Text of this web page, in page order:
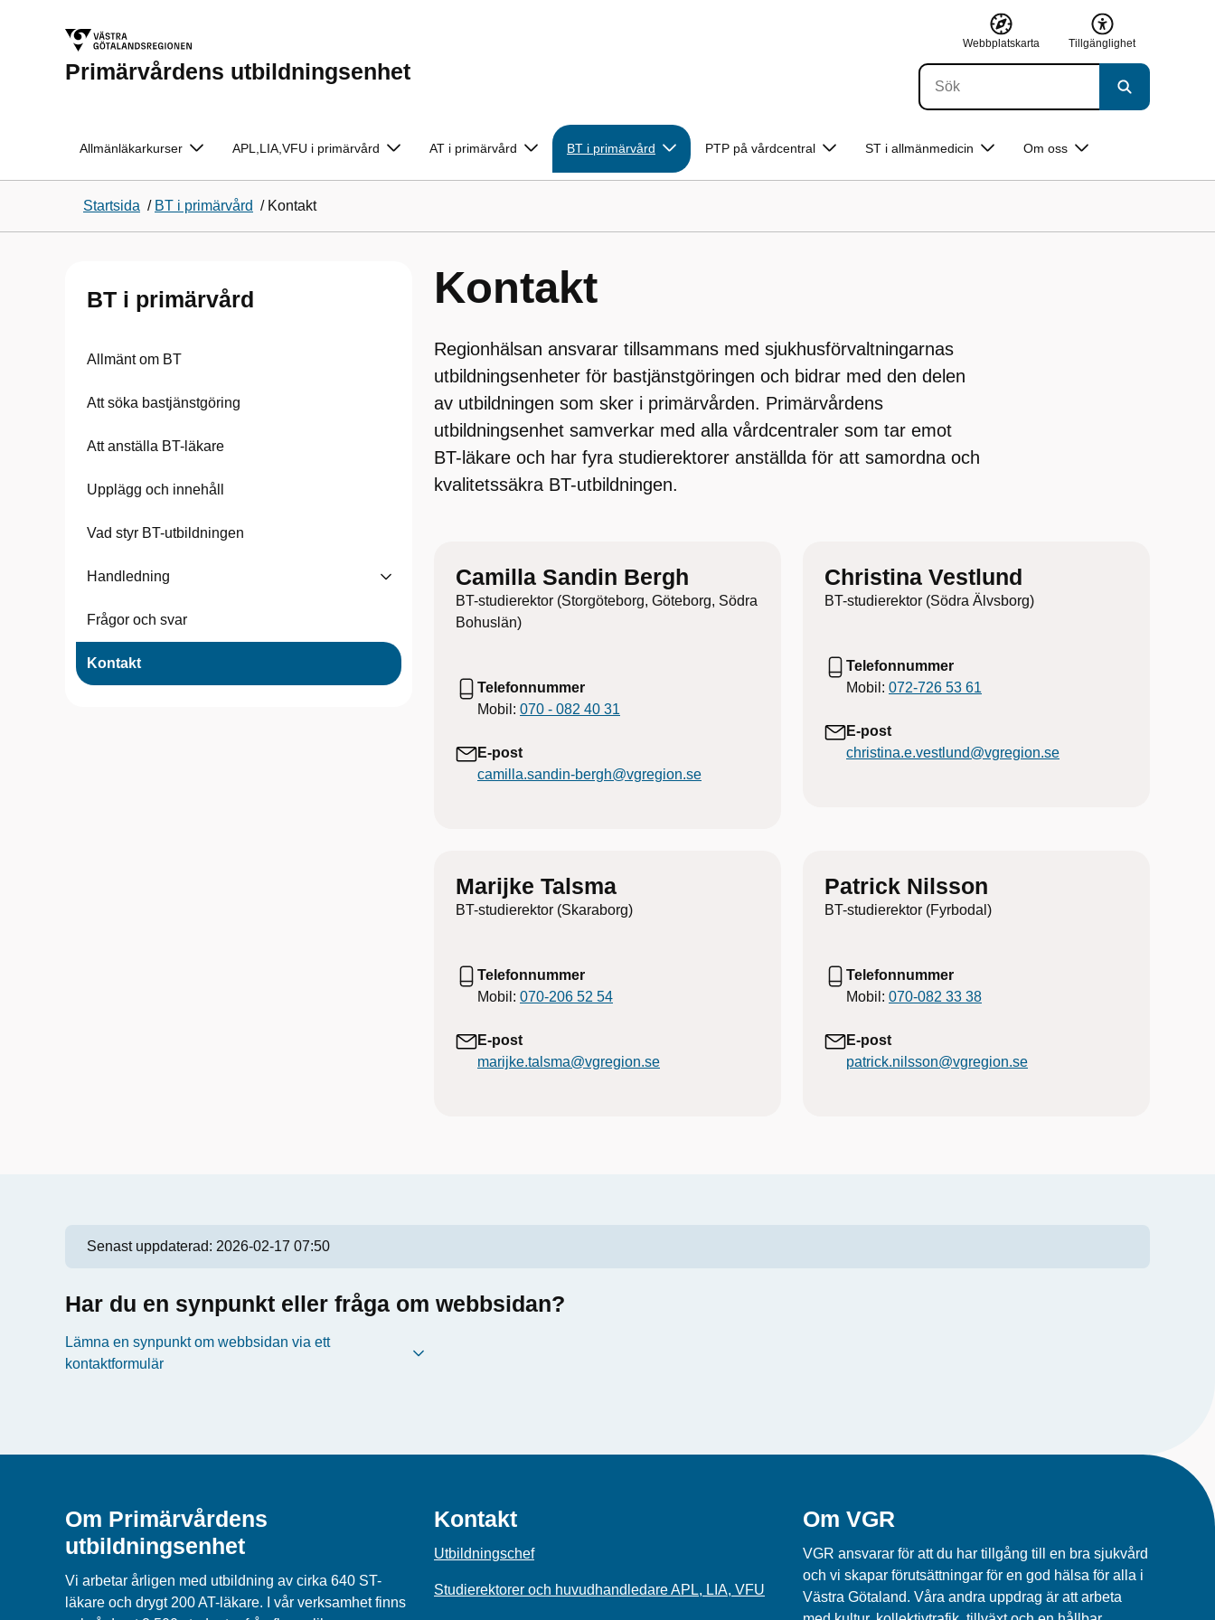
Primärvårdens utbildningsenhet
Webbplatskarta Tillgänglighet
Allmänläkarkurser APL,LIA,VFU i primärvård AT i primärvård BT i primärvård PTP på vårdcentral ST i allmänmedicin Om oss
Startsida / BT i primärvård / Kontakt
BT i primärvård
Allmänt om BT
Att söka bastjänstgöring
Att anställa BT-läkare
Upplägg och innehåll
Vad styr BT-utbildningen
Handledning
Frågor och svar
Kontakt
Kontakt
Regionhälsan ansvarar tillsammans med sjukhusförvaltningarnas
utbildningsenheter för bastjänstgöringen och bidrar med den delen
av utbildningen som sker i primärvården. Primärvårdens
utbildningsenhet samverkar med alla vårdcentraler som tar emot
BT-läkare och har fyra studierektorer anställda för att samordna och
kvalitetssäkra BT-utbildningen.
Camilla Sandin Bergh
BT-studierektor (Storgöteborg, Göteborg, Södra
Bohuslän)
Telefonnummer
Mobil: 070 - 082 40 31
E-post
camilla.sandin-bergh@vgregion.se
Christina Vestlund
BT-studierektor (Södra Älvsborg)
Telefonnummer
Mobil: 072-726 53 61
E-post
christina.e.vestlund@vgregion.se
Marijke Talsma
BT-studierektor (Skaraborg)
Telefonnummer
Mobil: 070-206 52 54
E-post
marijke.talsma@vgregion.se
Patrick Nilsson
BT-studierektor (Fyrbodal)
Telefonnummer
Mobil: 070-082 33 38
E-post
patrick.nilsson@vgregion.se
Senast uppdaterad: 2026-02-17 07:50
Har du en synpunkt eller fråga om webbsidan?
Lämna en synpunkt om webbsidan via ett
kontaktformulär
Om Primärvårdens
utbildningsenhet
Vi arbetar årligen med utbildning av cirka 640 ST-
läkare och drygt 200 AT-läkare. I vår verksamhet finns
Kontakt
Utbildningschef
Studierektorer och huvudhandledare APL, LIA, VFU
Om VGR
VGR ansvarar för att du har tillgång till en bra sjukvård
och vi skapar förutsättningar för en god hälsa för alla i
Västra Götaland. Våra andra uppdrag är att arbeta